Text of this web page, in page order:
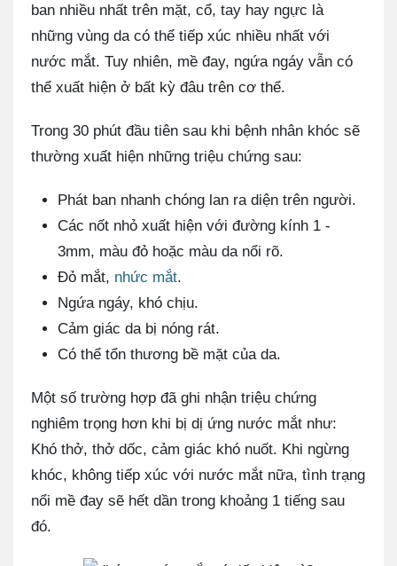
ban nhiều nhất trên mặt, cổ, tay hay ngực là
những vùng da có thể tiếp xúc nhiều nhất với
nước mắt. Tuy nhiên, mề đay, ngứa ngáy vẫn có
thể xuất hiện ở bất kỳ đâu trên cơ thể.
Trong 30 phút đầu tiên sau khi bệnh nhân khóc sẽ
thường xuất hiện những triệu chứng sau:
Phát ban nhanh chóng lan ra diện trên người.
Các nốt nhỏ xuất hiện với đường kính 1 -
3mm, màu đỏ hoặc màu da nổi rõ.
Đỏ mắt, nhức mắt.
Ngứa ngáy, khó chịu.
Cảm giác da bị nóng rát.
Có thể tổn thương bề mặt của da.
Một số trường hợp đã ghi nhận triệu chứng
nghiêm trọng hơn khi bị dị ứng nước mắt như:
Khó thở, thở dốc, cảm giác khó nuốt. Khi ngừng
khóc, không tiếp xúc với nước mắt nữa, tình trạng
nổi mề đay sẽ hết dần trong khoảng 1 tiếng sau
đó.